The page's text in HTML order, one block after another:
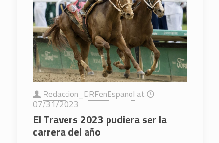
Redaccion_DRFenEspanol at
07/31/2023
El Travers 2023 pudiera ser la
carrera del año